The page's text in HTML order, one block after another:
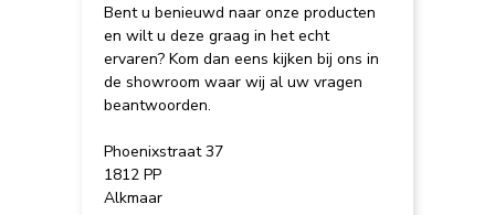
Bent u benieuwd naar onze producten
en wilt u deze graag in het echt
ervaren? Kom dan eens kijken bij ons in
de showroom waar wij al uw vragen
beantwoorden.
Phoenixstraat 37
1812 PP
Alkmaar